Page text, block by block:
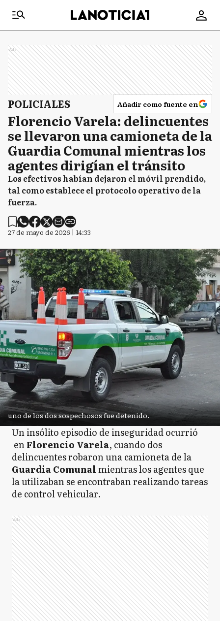
Ads
POLICIALES Añadir como fuente en
Florencio Varela: delincuentes
se llevaron una camioneta de la
Guardia Comunal mientras los
agentes dirigían el tránsito
Los efectivos habían dejaron el móvil prendido,
tal como establece el protocolo operativo de la
fuerza.
27 de mayo de 2026 | 14:33
uno de los dos sospechosos fue detenido.
Un insólito episodio de inseguridad ocurrió
enFlorencio Varela, cuando dos
delincuentes robaron una camioneta de la
Guardia Comunalmientras los agentes que
la utilizaban se encontraban realizando tareas
de control vehicular.
Ads